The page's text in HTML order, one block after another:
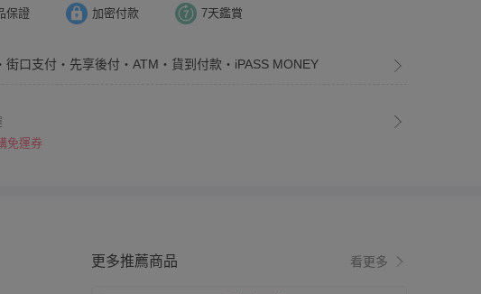
保證 加密付款 7天鑑賞
街口支付・先享後付・ATM・貨到付款・iPASS MONEY
免運券
更多推薦商品 看更多